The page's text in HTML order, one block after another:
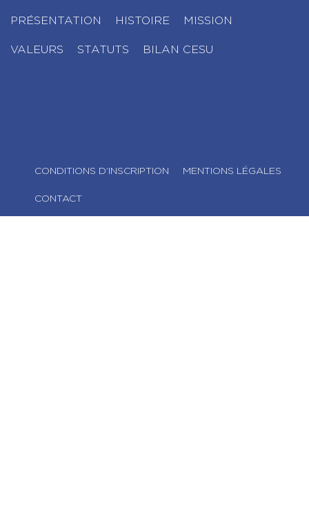
PRÉSENTATION HISTOIRE MISSION
VALEURS STATUTS BILAN CESU
CONDITIONS D’INSCRIPTION MENTIONS LÉGALES
CONTACT